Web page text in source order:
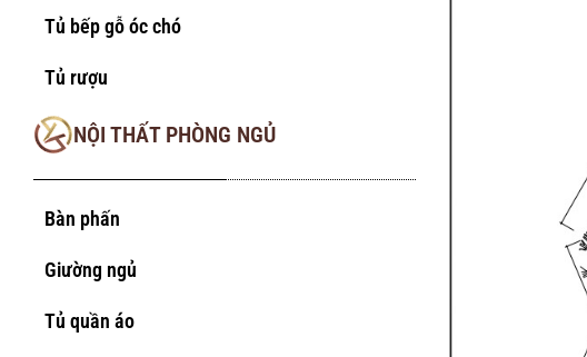
Tủ bếp gỗ óc chó
Tủ rượu
NỘI THẤT PHÒNG NGỦ
Bàn phấn
Giường ngủ
Tủ quần áo